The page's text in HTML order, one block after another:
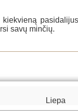
kiekvieną
savų minčių.
Liepa